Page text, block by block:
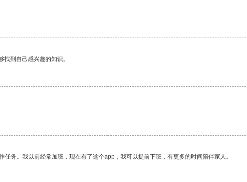
到自己感兴趣的知识。
务。我以前经常加班，现在有了这个app，我可以提前下班，有更多的时间陪伴家人。